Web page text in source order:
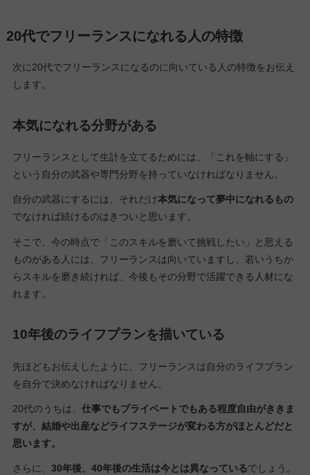
20代でフリーランスになれる人の特徴
次に20代でフリーランスになるのに向いている人の特徴をお伝え
します。
本気になれる分野がある
フリーランスとして生計を立てるためには、「これを軸にする」
という自分の武器や専門分野を持っていなければなりません。
自分の武器にするには、それだけ本気になって夢中になれるもの
でなければ続けるのはきついと思います。
そこで、今の時点で「このスキルを磨いて挑戦したい」と思える
ものがある人には、フリーランスは向いていますし、若いうちか
らスキルを磨き続ければ、今後もその分野で活躍できる人材にな
れます。
10年後のライフプランを描いている
先ほどもお伝えしたように、フリーランスは自分のライフプラン
を自分で決めなければなりません。
20代のうちは、 仕事でもプライベートでもある程度自由がききま
すが、結婚や出産などライフステージが変わる方がほとんどだと
思います。
さらに、 30年後、40年後の生活は今とは異なっているでしょう。